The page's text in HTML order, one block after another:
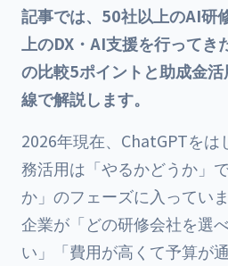
記事では、50社以上のAI研
上のDX・AI支援を行って
の比較5ポイントと助成金
線で解説します。
2026年現在、ChatGPTをは
務活用は「やるかどうか」
か」のフェーズに入ってい
企業が「どの研修会社を選
い」「費用が高くて予算が